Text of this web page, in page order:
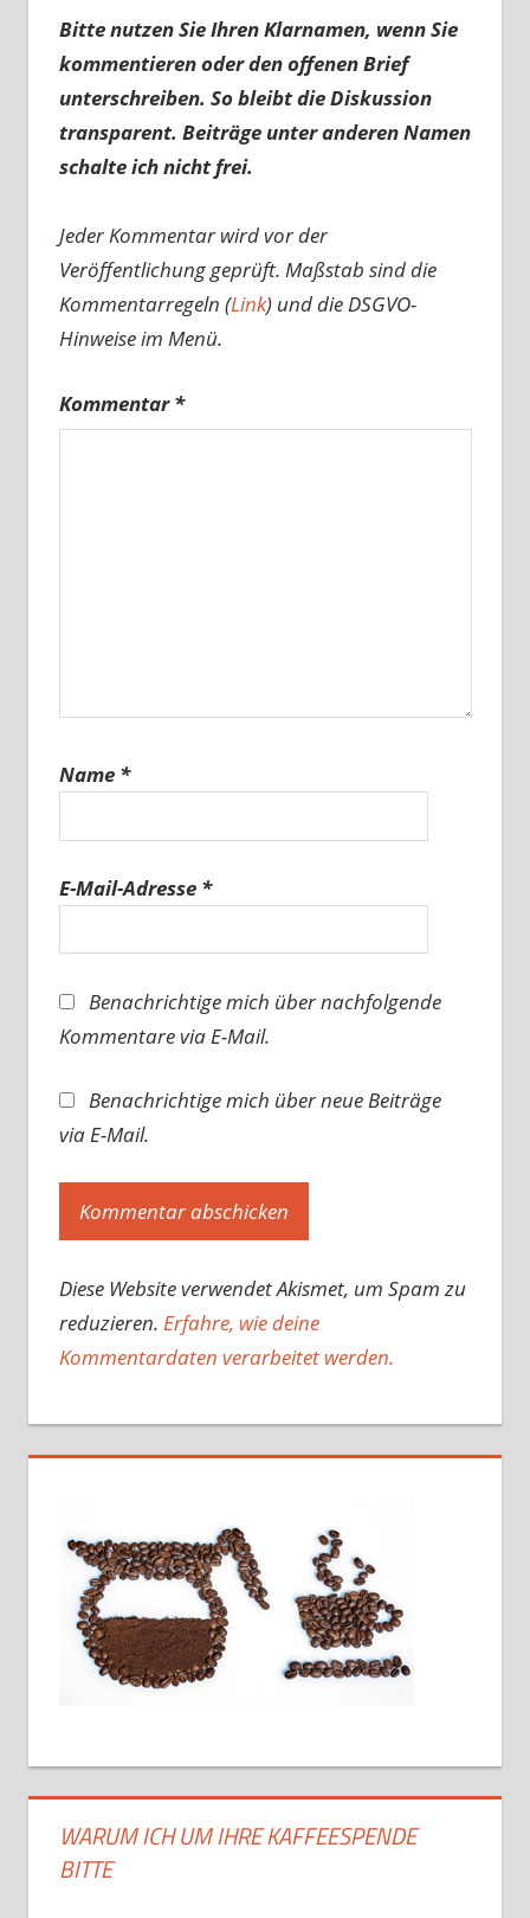
Bitte nutzen Sie Ihren Klarnamen, wenn Sie
kommentieren oder den offenen Brief
unterschreiben. So bleibt die Diskussion
transparent. Beiträge unter anderen Namen
schalte ich nicht frei.
Jeder Kommentar wird vor der
Veröffentlichung geprüft. Maßstab sind die
Kommentarregeln (Link) und die DSGVO-
Hinweise im Menü.
Kommentar*
Name *
E-Mail-Adresse *
Benachrichtige mich über nachfolgende
Kommentare via E-Mail.
Benachrichtige mich über neue Beiträge
via E-Mail.
Diese Website verwendet Akismet, um Spam zu
reduzieren. Erfahre, wie deine
Kommentardaten verarbeitet werden.
WARUM ICH UM IHRE KAFFEESPENDE
BITTE